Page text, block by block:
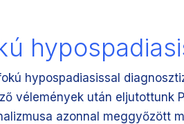
hypospadiasissal
vélemények után eljutottunk
azonnal meggyőzött